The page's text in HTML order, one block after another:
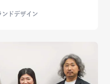
ンドデザイン